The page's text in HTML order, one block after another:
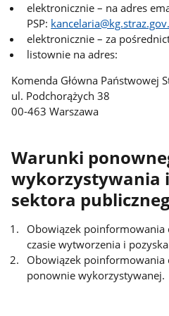
elektronicznie – na adres
PSP:
elektronicznie – za
listownie na adres:
Komenda Główna Państwowej
ul. Podchorążych 38
00-463 Warszawa
Warunki
wykorzystywania
sektora
Obowiązek poinformowania
czasie wytworzenia i
Obowiązek
ponownie wykorzystywanej.